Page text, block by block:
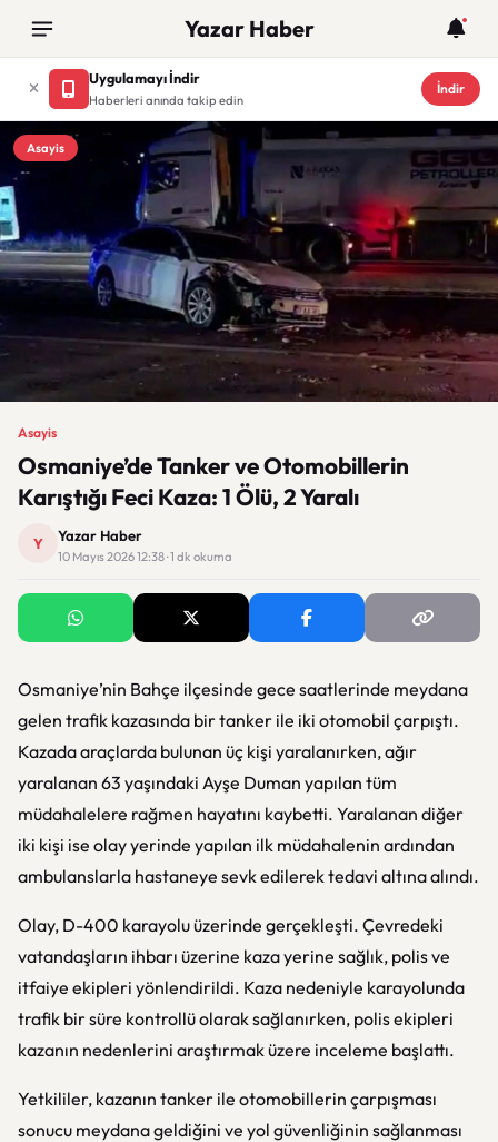
Yazar Haber
Uygulamayı İndir
Haberleri anında takip edin
İndir
Asayis
Asayis
Osmaniye’de Tanker ve Otomobillerin
Karıştığı Feci Kaza: 1 Ölü, 2 Yaralı
Y Yazar Haber
10 Mayıs 2026 12:38 · 1 dk okuma
Osmaniye’nin Bahçe ilçesinde gece saatlerinde meydana
gelen trafik kazasında bir tanker ile iki otomobil çarpıştı.
Kazada araçlarda bulunan üç kişi yaralanırken, ağır
yaralanan 63 yaşındaki Ayşe Duman yapılan tüm
müdahalelere rağmen hayatını kaybetti. Yaralanan diğer
iki kişi ise olay yerinde yapılan ilk müdahalenin ardından
ambulanslarla hastaneye sevk edilerek tedavi altına alındı.
Olay, D-400 karayolu üzerinde gerçekleşti. Çevredeki
vatandaşların ihbarı üzerine kaza yerine sağlık, polis ve
itfaiye ekipleri yönlendirildi. Kaza nedeniyle karayolunda
trafik bir süre kontrollü olarak sağlanırken, polis ekipleri
kazanın nedenlerini araştırmak üzere inceleme başlattı.
Yetkililer, kazanın tanker ile otomobillerin çarpışması
sonucu meydana geldiğini ve yol güvenliğinin sağlanması